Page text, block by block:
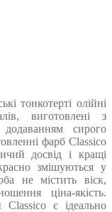
тонкотерті олійні
виготовлені з
додаванням сирого
фарб Classico
досвід і кращі
змішуються у
не містить віск,
ціна-якість.
є ідеально